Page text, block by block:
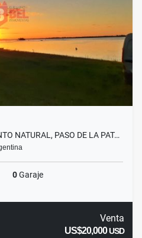
NATURAL, PASO DE LA PAT…
0Garaje
Venta
US$20,000USD